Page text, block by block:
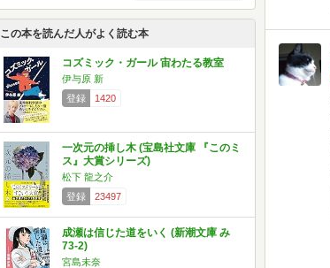
この本を読んだ人がよく読む本
コズミック・ガール 宙わたる教室
伊与原 新
登録
1420
一次元の挿し木 (宝島社文庫 『このミ
ス』大賞シリーズ)
松下 龍之介
登録
23497
成瀬は信じた道をいく (新潮文庫 み
73-2)
宮島未奈